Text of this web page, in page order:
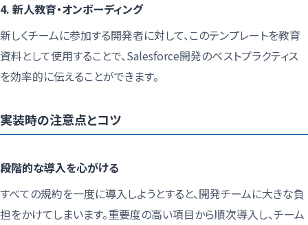
4. 新人教育・オンボーディング
新しくチームに参加する開発者に対して、このテンプレートを教育
資料として使用することで、Salesforce開発のベストプラクティス
を効率的に伝えることができます。
実装時の注意点とコツ
段階的な導入を心がける
すべての規約を一度に導入しようとすると、開発チームに大きな負
担をかけてしまいます。重要度の高い項目から順次導入し、チーム